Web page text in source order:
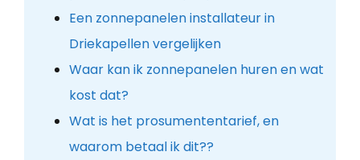
Een zonnepanelen installateur in
Driekapellen vergelijken
Waar kan ik zonnepanelen huren en wat
kost dat?
Wat is het prosumententarief, en
waarom betaal ik dit??